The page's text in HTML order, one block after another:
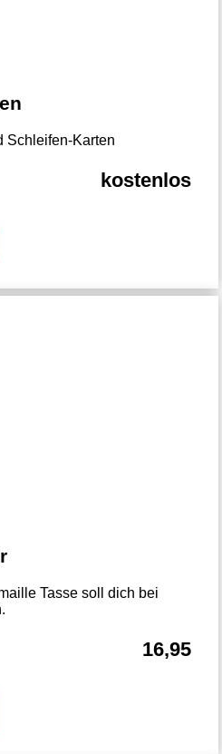
Schleifen-Karten
kostenlos
Tasse soll dich bei
16,95